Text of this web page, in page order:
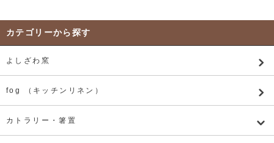
カテゴリーから探す
よしざわ窯
fog （キッチンリネン）
カトラリー・箸置